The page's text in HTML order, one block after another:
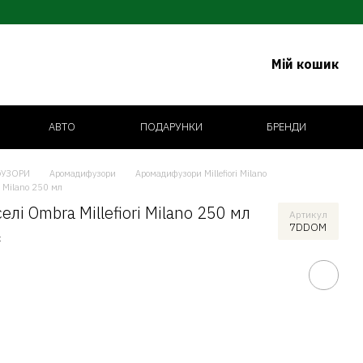
Мій кошик
АВТО ПОДАРУНКИ БРЕНДИ
Аромадифузори
Аромадифузори Millefiori Milano
Milano 250 мл
Ombra Millefiori Milano 250 мл Артикул
7DDOM